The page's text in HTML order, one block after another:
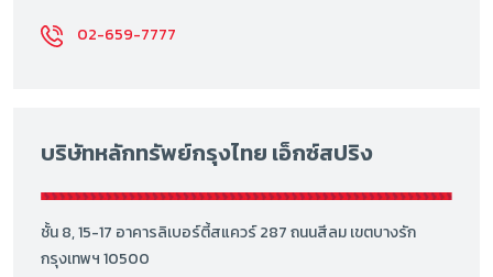
02-659-7777
บริษัทหลักทรัพย์กรุงไทย เอ็กซ์สปริง
ชั้น 8, 15-17 อาคารลิเบอร์ตี้สแควร์ 287 ถนนสีลม เขตบางรัก
กรุงเทพฯ 10500